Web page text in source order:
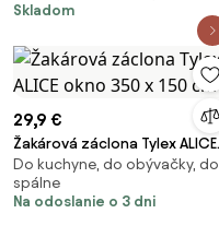
Skladom
29,9 €
Žakárová záclona Tylex ALICE
okno 350 x 150 cm
Do kuchyne, do obývačky, do
spálne
Na odoslanie o 3 dni